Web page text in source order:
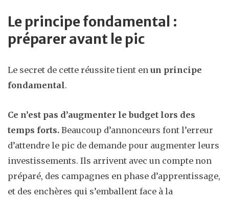
Le principe fondamental :
préparer avant le pic
Le secret de cette réussite tient en un principe
fondamental.
Ce n’est pas d’augmenter le budget lors des
temps forts. Beaucoup d’annonceurs font l’erreur
d’attendre le pic de demande pour augmenter leurs
investissements. Ils arrivent avec un compte non
préparé, des campagnes en phase d’apprentissage,
et des enchères qui s’emballent face à la